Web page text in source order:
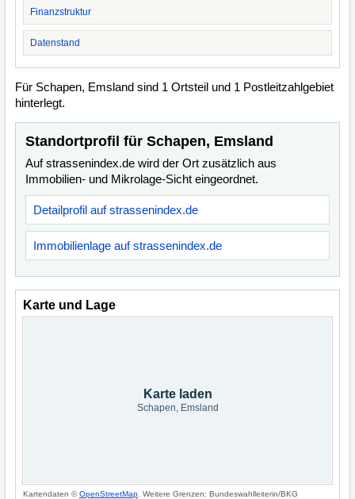
Finanzstruktur
Datenstand
Für Schapen, Emsland sind 1 Ortsteil und 1 Postleitzahlgebiet
hinterlegt.
Standortprofil für Schapen, Emsland
Auf strassenindex.de wird der Ort zusätzlich aus
Immobilien- und Mikrolage-Sicht eingeordnet.
Detailprofil auf strassenindex.de
Immobilienlage auf strassenindex.de
Karte und Lage
Karte laden
Schapen, Emsland
Kartendaten ©OpenStreetMap . Weitere Grenzen: Bundeswahlleiterin/BKG